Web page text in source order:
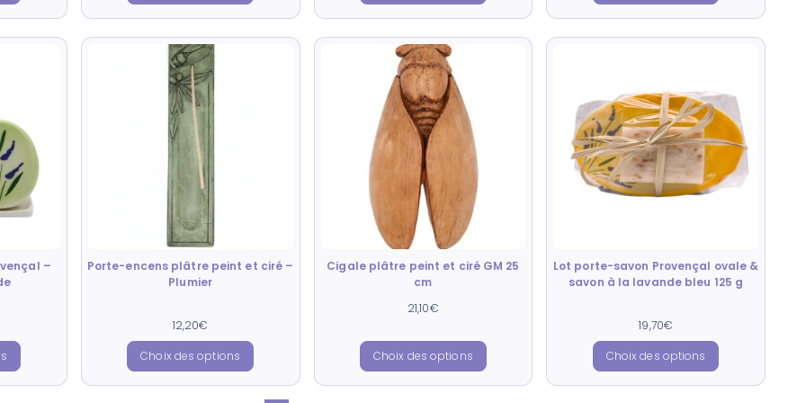
–
Porte-encens plâtre peint et ciré –
Plumier
Note
5.00
sur 5
12,20€
Choix des options
Cigale plâtre peint et ciré GM 25
cm
21,10€
Choix des options
Lot porte-savon Provençal ovale &
savon à la lavande bleu 125 g
Note
4.00
sur 5
19,70€
Choix des options